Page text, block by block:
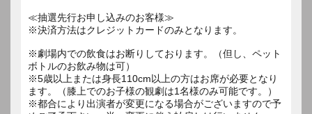
≪抽選先行お申し込みのお客様≫
※決済方法はクレジットカードのみとなります。
※劇場内での飲食はお断りしております。（但し、ペット
ボトルのお飲み物は可）
※5歳以上または身長110cm以上の方はお席が必要となり
ます。（膝上でのお子様の観劇は1名様のみ可能です。）
※都合により出演者が変更になる場合がございますので予